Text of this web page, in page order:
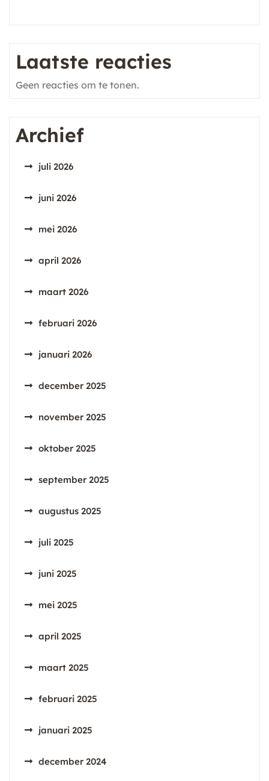
Laatste reacties
Geen reacties om te tonen.
Archief
juli 2026
juni 2026
mei 2026
april 2026
maart 2026
februari 2026
januari 2026
december 2025
november 2025
oktober 2025
september 2025
augustus 2025
juli 2025
juni 2025
mei 2025
april 2025
maart 2025
februari 2025
januari 2025
december 2024